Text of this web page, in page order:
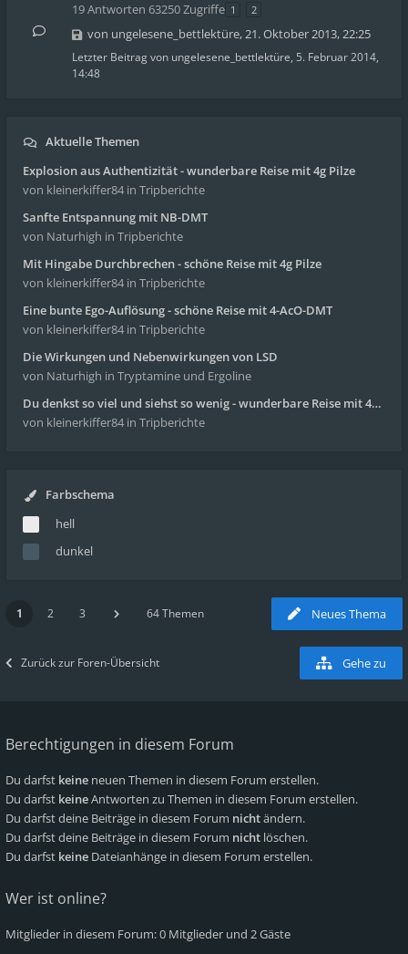
19 Antworten 63250 Zugriffe 1 2
von ungelesene_bettlektüre,21. Oktober 2013, 22:25
Letzter Beitrag von ungelesene_bettlektüre, 5. Februar 2014,
14:48
Aktuelle Themen
Explosion aus Authentizität - wunderbare Reise mit 4g Pilze
von kleinerkiffer84 in Tripberichte
Sanfte Entspannung mit NB-DMT
von Naturhigh in Tripberichte
Mit Hingabe Durchbrechen - schöne Reise mit 4g Pilze
von kleinerkiffer84 in Tripberichte
Eine bunte Ego-Auflösung - schöne Reise mit 4-AcO-DMT
von kleinerkiffer84 in Tripberichte
Die Wirkungen und Nebenwirkungen von LSD
von Naturhigh in Tryptamine und Ergoline
Du denkst so viel und siehst so wenig - wunderbare Reise mit 4g Pilze
von kleinerkiffer84 in Tripberichte
Farbschema
hell
dunkel
Neues Thema
1 2 3 64 Themen
Zurück zur Foren-Übersicht Gehe zu
Berechtigungen in diesem Forum
Du darfst keine neuen Themen in diesem Forum erstellen.
Du darfst keineAntworten zu Themen in diesem Forum erstellen.
Du darfst deine Beiträge in diesem Forum nichtändern.
Du darfst deine Beiträge in diesem Forum nicht löschen.
Du darfst keine Dateianhänge in diesem Forum erstellen.
Wer ist online?
Mitglieder in diesem Forum: 0 Mitglieder und 2 Gäste